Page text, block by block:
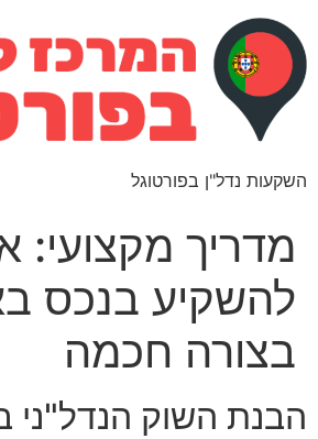
השקעות נדל"ן בפורטוגל
מדריך מקצועי:
להשקיע בנכס
בצורה חכמה
הבנת השוק הנדל"ני